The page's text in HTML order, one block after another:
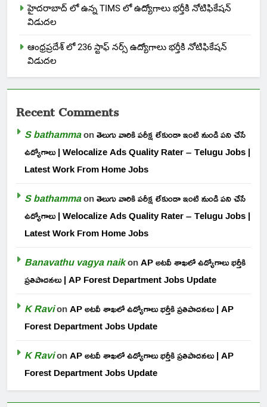
హైదరాబాద్ లో ఉన్న TIMS లో ఉద్యోగాలు భర్తీకి నోటిఫికేషన్
విడుదల
ఆంధ్రప్రదేశ్ లో 236 స్టాఫ్ నర్స్ ఉద్యోగాలు భర్తీకి నోటిఫికేషన్
విడుదల
Recent Comments
S bathammaonతెలుగు వారికి పరీక్ష లేకుండా ఇంటి నుండి పని చేసే
ఉద్యోగాలు | Welocalize Ads Quality Rater – Telugu Jobs |
Latest Work From Home Jobs
S bathammaonతెలుగు వారికి పరీక్ష లేకుండా ఇంటి నుండి పని చేసే
ఉద్యోగాలు | Welocalize Ads Quality Rater – Telugu Jobs |
Latest Work From Home Jobs
Banavathu vagya naikonAP అటవీ శాఖలో ఉద్యోగాలు భర్తీకి
ప్రతిపాదనలు | AP Forest Department Jobs Update
K RavionAP అటవీ శాఖలో ఉద్యోగాలు భర్తీకి ప్రతిపాదనలు | AP
Forest Department Jobs Update
K RavionAP అటవీ శాఖలో ఉద్యోగాలు భర్తీకి ప్రతిపాదనలు | AP
Forest Department Jobs Update